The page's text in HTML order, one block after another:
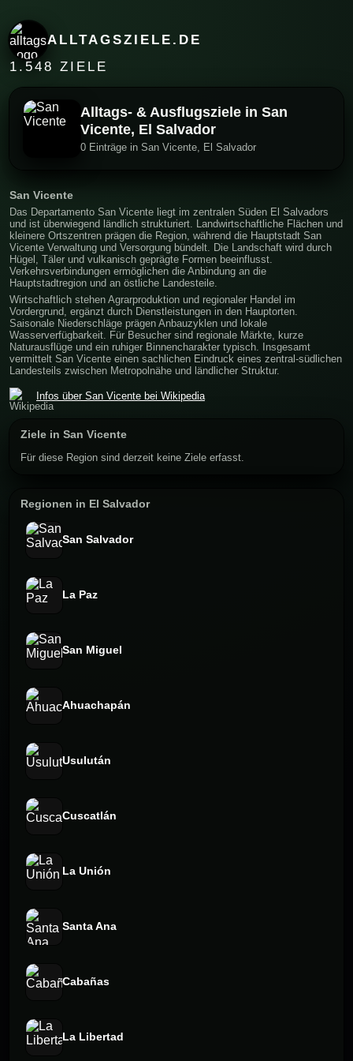
ALLTAGSZIELE.DE
1.548 ZIELE
Alltags- & Ausflugsziele in San
Vicente, El Salvador
0 Einträge in San Vicente, El Salvador
San Vicente
Das Departamento San Vicente liegt im zentralen Süden El Salvadors
und ist überwiegend ländlich strukturiert. Landwirtschaftliche Flächen und
kleinere Ortszentren prägen die Region, während die Hauptstadt San
Vicente Verwaltung und Versorgung bündelt. Die Landschaft wird durch
Hügel, Täler und vulkanisch geprägte Formen beeinflusst.
Verkehrsverbindungen ermöglichen die Anbindung an die
Hauptstadtregion und an östliche Landesteile.
Wirtschaftlich stehen Agrarproduktion und regionaler Handel im
Vordergrund, ergänzt durch Dienstleistungen in den Hauptorten.
Saisonale Niederschläge prägen Anbauzyklen und lokale
Wasserverfügbarkeit. Für Besucher sind regionale Märkte, kurze
Naturausflüge und ein ruhiger Binnencharakter typisch. Insgesamt
vermittelt San Vicente einen sachlichen Eindruck eines zentral-südlichen
Landesteils zwischen Metropolnähe und ländlicher Struktur.
Infos über San Vicente bei Wikipedia
Ziele in San Vicente
Für diese Region sind derzeit keine Ziele erfasst.
Regionen in El Salvador
San Salvador
La Paz
San Miguel
Ahuachapán
Usulután
Cuscatlán
La Unión
Santa Ana
Cabañas
La Libertad